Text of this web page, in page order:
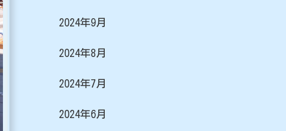
2024年9月
2024年8月
2024年7月
2024年6月